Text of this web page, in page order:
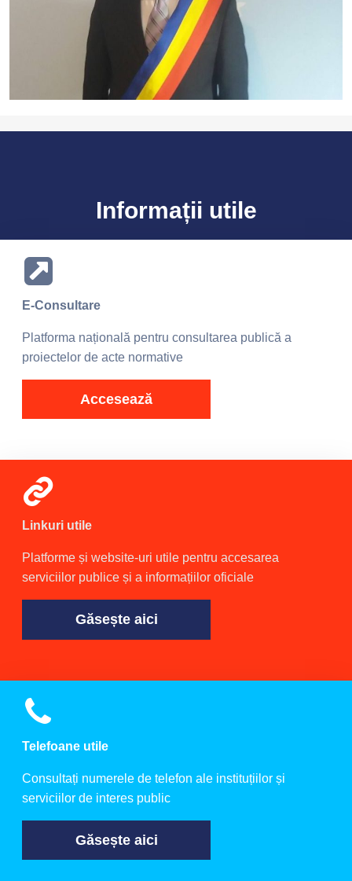
Informații utile
E-Consultare
Platforma națională pentru consultarea publică a
proiectelor de acte normative
Accesează
Linkuri utile
Platforme și website-uri utile pentru accesarea
serviciilor publice și a informațiilor oficiale
Găsește aici
Telefoane utile
Consultați numerele de telefon ale instituțiilor și
serviciilor de interes public
Găsește aici